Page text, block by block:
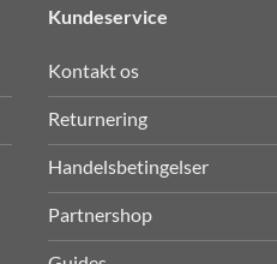
Kundeservice
Kontakt os
Returnering
Handelsbetingelser
Partnershop